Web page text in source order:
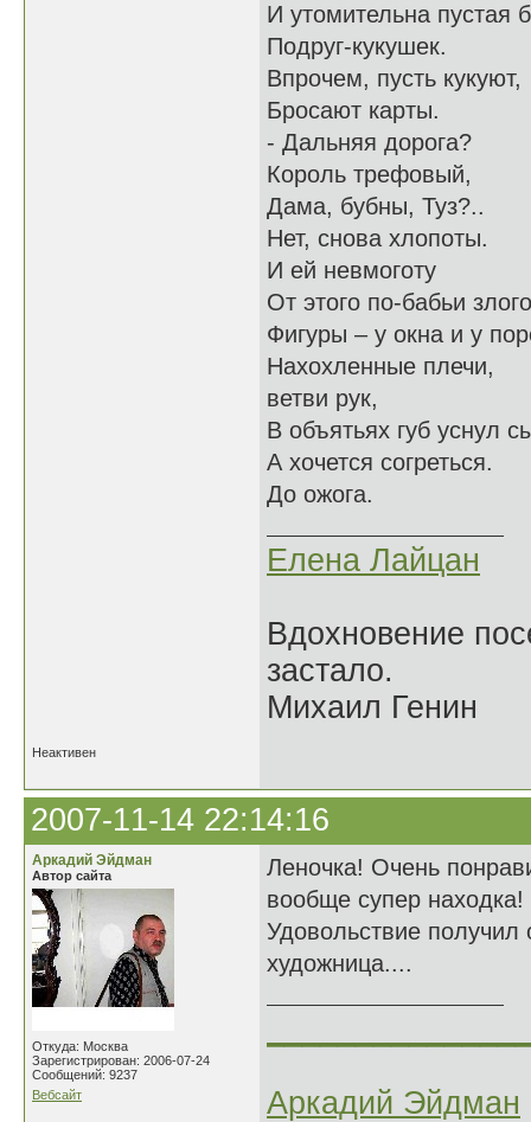
И утомительна пустая
Подруг-кукушек.
Впрочем, пусть кукуют,
Бросают карты.
- Дальняя дорога?
Король трефовый,
Дама, бубны, Туз?..
Нет, снова хлопоты.
И ей невмоготу
От этого по-бабьи
Фигуры – у окна и у
Нахохленные плечи,
ветви рук,
В объятьях губ уснул
А хочется согреться.
До ожога.
Елена Лайцан
Вдохновение
застало.
Михаил Генин
Неактивен
2007-11-14 22:14:16
Аркадий Эйдман
Автор сайта
Откуда: Москва
Зарегистрирован: 2006-07-24
Сообщений: 9237
Вебсайт
Леночка! Очень
вообще супер находка!
Удовольствие получил
художница....
Аркадий Эйдман